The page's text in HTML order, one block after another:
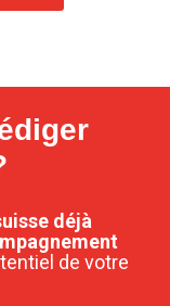
déjà
de votre